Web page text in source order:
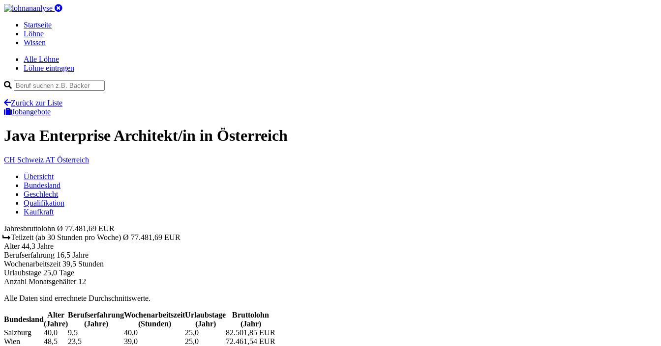
Startseite
Löhne
Wissen
Alle Löhne
Löhne eintragen
Zurück zur Liste
Jobangebote
Java Enterprise Architekt/in in Österreich
CH Schweiz AT Österreich
Übersicht
Bundesland
Geschlecht
Qualifikation
Kaufkraft
Jahresbruttolohn Ø 77.481,69 EUR
Teilzeit (ab 30 Stunden pro Woche) Ø 77.481,69 EUR
Alter 44,3 Jahre
Berufserfahrung 16,5 Jahre
Wochenarbeitszeit 39,5 Stunden
Urlaubstage 25,0 Tage
Anzahl Monatsgehälter 12
Alle Daten sind errechnete Durchschnittswerte.
Bundesland
Alter
(Jahre)
Berufs­erfahrung
(Jahre)
Wochen­arbeitszeit
(Stunden)
Urlaubs­tage
(Jahr)
Bruttolohn
(Jahr)
Salzburg
40,0 9,5 40,0 25,0
82.501,85 EUR
Wien
48,5 23,5 39,0 25,0
72.461,54 EUR